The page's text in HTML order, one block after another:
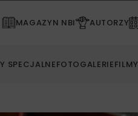
MAGAZYN NBI AUTORZY
SPECJALNEFOTOGALERIEFILMY